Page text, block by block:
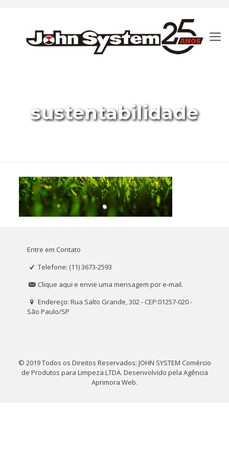
sustentabilidade
Entre em Contato
Telefone: (11) 3673-2593
Clique aqui e envie uma mensagem por e-mail.
Endereço: Rua Salto Grande, 302 - CEP:01257-020 -
São Paulo/SP
© 2019 Todos os Direitos Reservados: JOHN SYSTEM Comércio
de Produtos para Limpeza LTDA. Desenvolvido pela Agência
Aprimora Web.